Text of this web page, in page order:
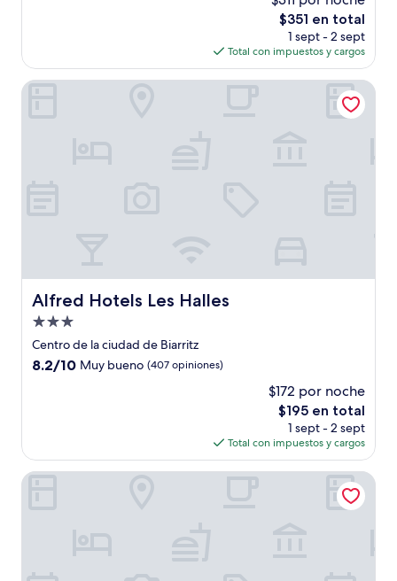
El
precio
actual
es
de
$351 en total
1 sept - 2 sept
Total con impuestos y cargos
Alfred Hotels Les Halles
Alfred Hotels Les Halles
Propiedad
de
3.0
Centro de la ciudad de Biarritz
8.2
opiniones)
8.2/10 Muy bueno (407 opiniones)
$172 por noche
El
precio
actual
es
de
$195 en total
1 sept - 2 sept
Total con impuestos y cargos
Alfred Hotels Les Halles
Hôtel La Suite